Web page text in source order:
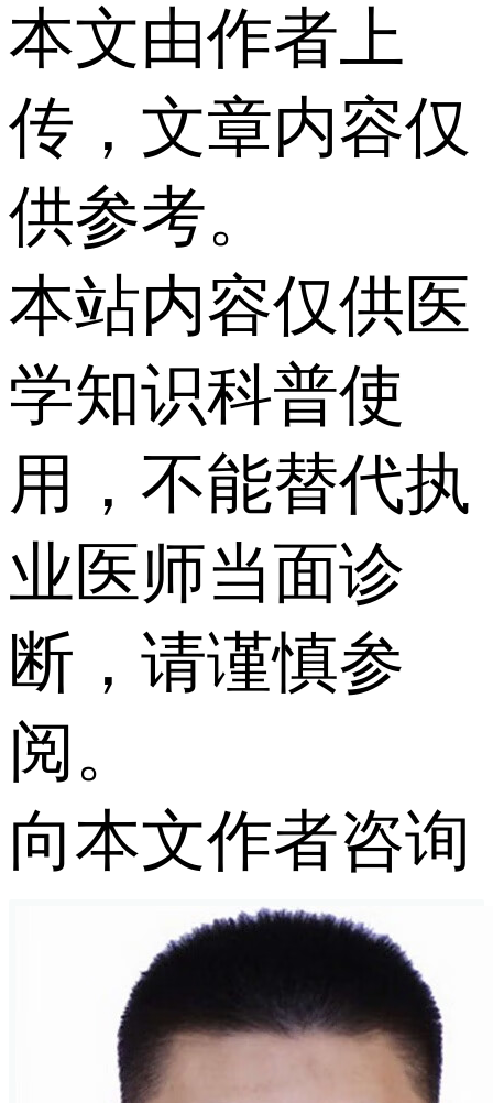
本文由作者上
传，文章内容仅
供参考。
本站内容仅供医
学知识科普使
用，不能替代执
业医师当面诊
断，请谨慎参
阅。
向本文作者咨询